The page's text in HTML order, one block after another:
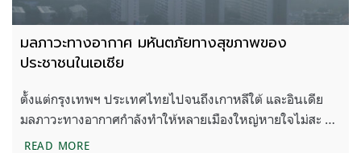
มลภาวะทางอากาศ มหันตภัยทางสุขภาพของ
ประชาชนในเอเชีย
ตั้งแต่กรุงเทพฯ ประเทศไทยไปจนถึงเกาหลีใต้ และอินเดีย
มลภาวะทางอากาศกำลังทำให้หลายเมืองใหญ่หายใจไม่สะ …
READ MOREมลภาวะทางอากาศ มหันตภัยทางสุขภาพของประชาชน